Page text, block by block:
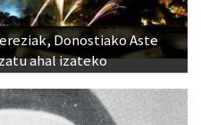
Donostiako Aste
ahal izateko